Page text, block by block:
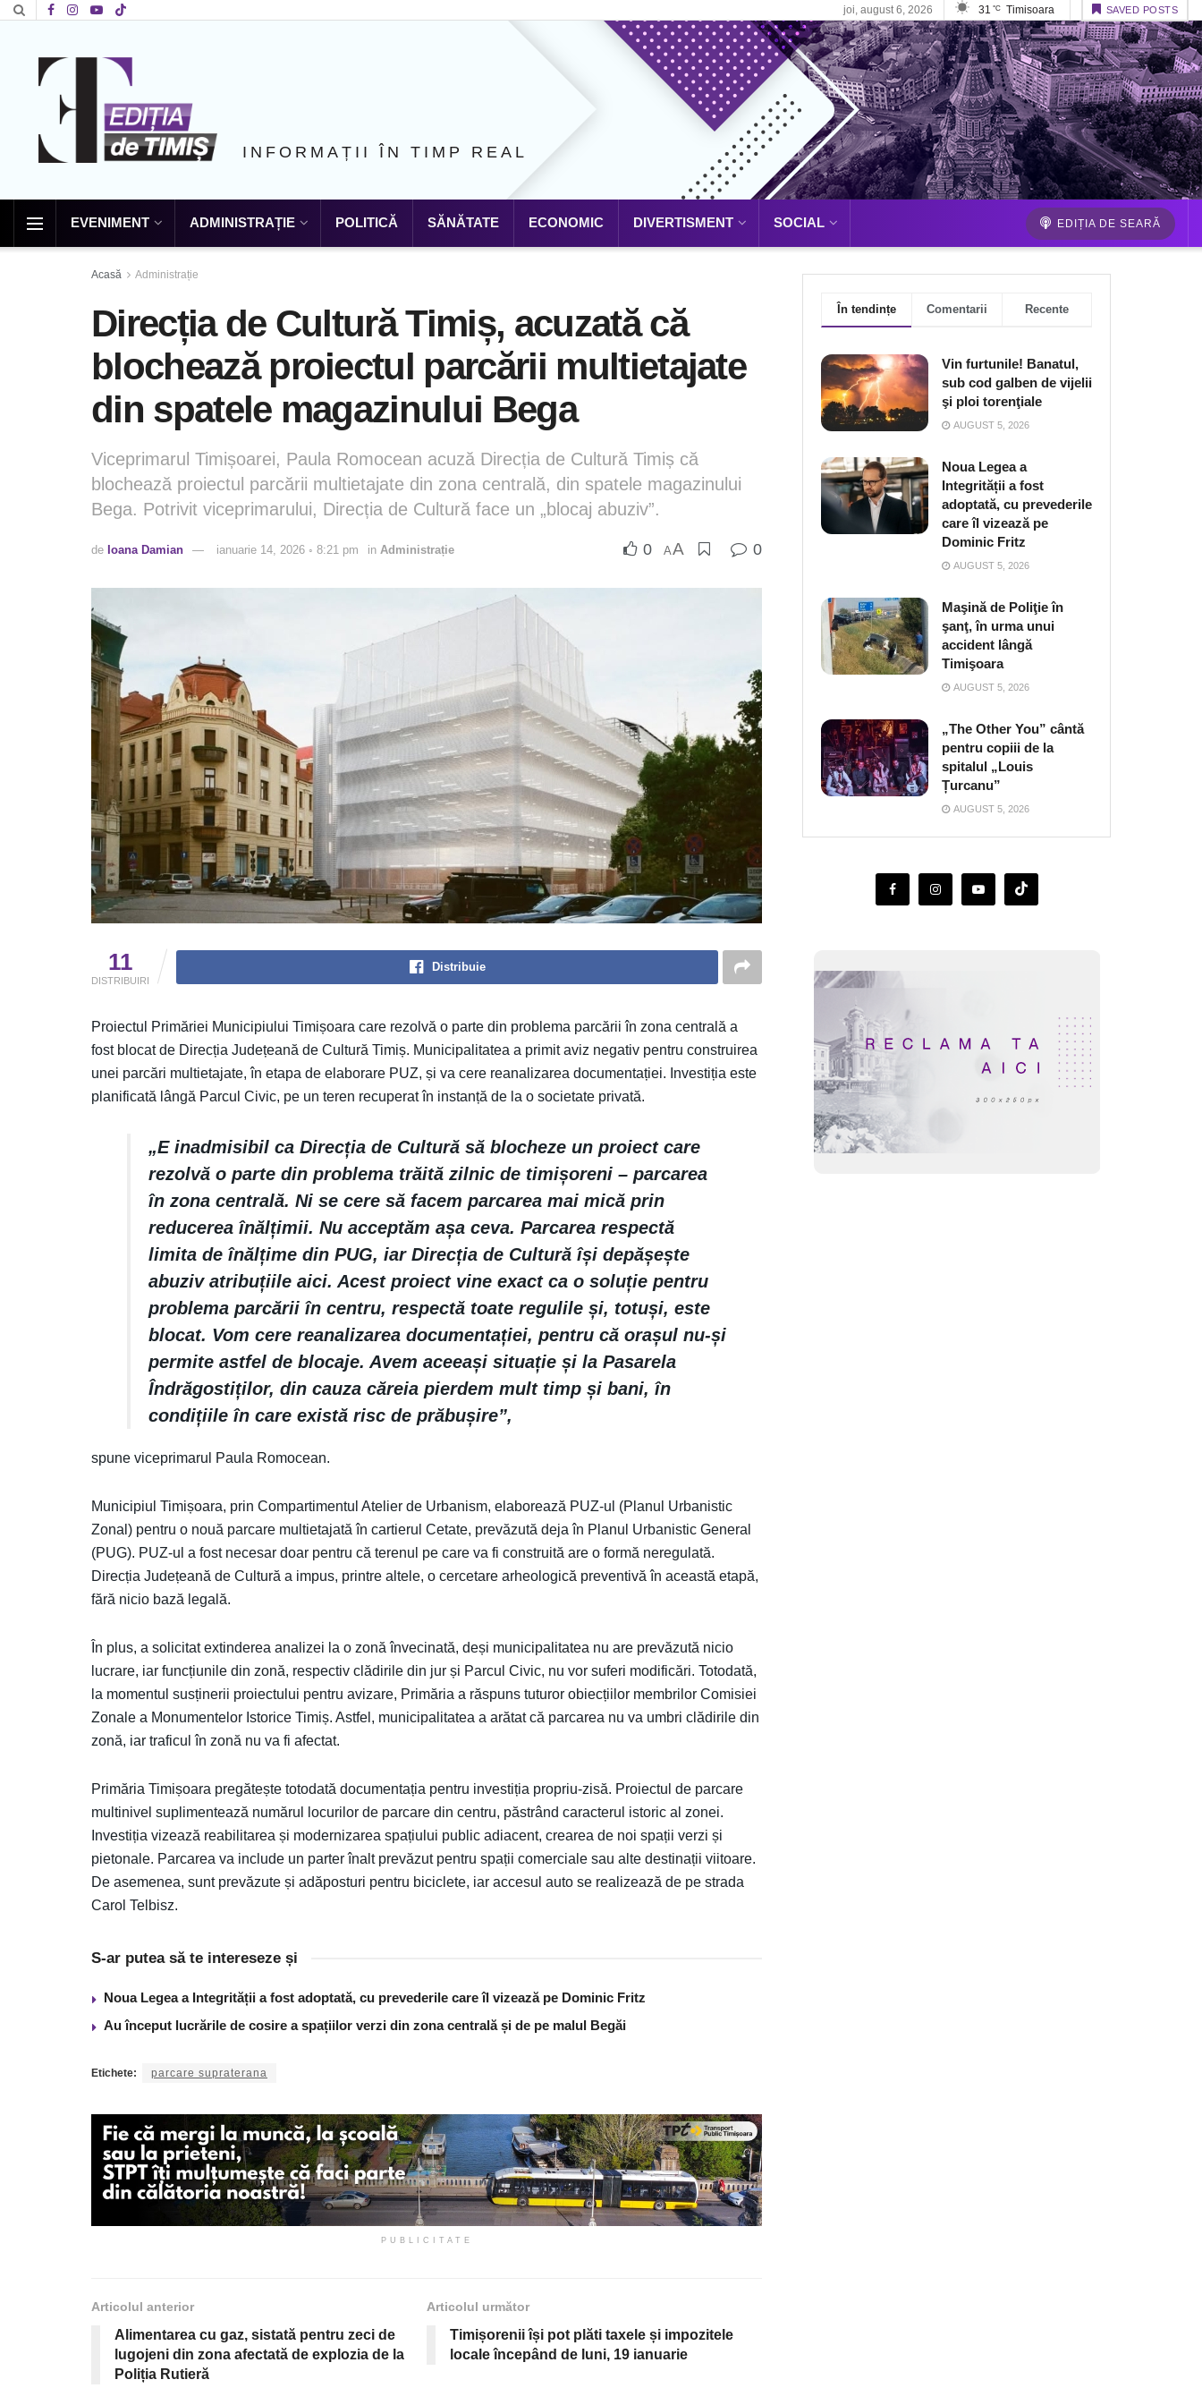
joi, august 6, 2026 31 °C Timisoara SAVED POSTS
INFORMAȚII ÎN TIMP REAL
EVENIMENT ADMINISTRAȚIE POLITICĂ SĂNĂTATE ECONOMIC DIVERTISMENT SOCIAL EDIȚIA DE SEARĂ
Acasă Administrație
Direcția de Cultură Timiș, acuzată că
blochează proiectul parcării multietajate
din spatele magazinului Bega
Viceprimarul Timișoarei, Paula Romocean acuză Direcția de Cultură Timiș că
blochează proiectul parcării multietajate din zona centrală, din spatele magazinului
Bega. Potrivit viceprimarului, Direcția de Cultură face un „blocaj abuziv”.
de Ioana Damian ianuarie 14, 2026 ◦ 8:21 pm in Administrație 0 AA 0
11
DISTRIBUIRI
Distribuie
Proiectul Primăriei Municipiului Timișoara care rezolvă o parte din problema parcării în zona centrală a
fost blocat de Direcția Județeană de Cultură Timiș. Municipalitatea a primit aviz negativ pentru construirea
unei parcări multietajate, în etapa de elaborare PUZ, și va cere reanalizarea documentației. Investiția este
planificată lângă Parcul Civic, pe un teren recuperat în instanță de la o societate privată.
„E inadmisibil ca Direcția de Cultură să blocheze un proiect care
rezolvă o parte din problema trăită zilnic de timișoreni – parcarea
în zona centrală. Ni se cere să facem parcarea mai mică prin
reducerea înălțimii. Nu acceptăm așa ceva. Parcarea respectă
limita de înălțime din PUG, iar Direcția de Cultură își depășește
abuziv atribuțiile aici. Acest proiect vine exact ca o soluție pentru
problema parcării în centru, respectă toate regulile și, totuși, este
blocat. Vom cere reanalizarea documentației, pentru că orașul nu-și
permite astfel de blocaje. Avem aceeași situație și la Pasarela
Îndrăgostiților, din cauza căreia pierdem mult timp și bani, în
condițiile în care există risc de prăbușire”,
spune viceprimarul Paula Romocean.
Municipiul Timișoara, prin Compartimentul Atelier de Urbanism, elaborează PUZ-ul (Planul Urbanistic
Zonal) pentru o nouă parcare multietajată în cartierul Cetate, prevăzută deja în Planul Urbanistic General
(PUG). PUZ-ul a fost necesar doar pentru că terenul pe care va fi construită are o formă neregulată.
Direcția Județeană de Cultură a impus, printre altele, o cercetare arheologică preventivă în această etapă,
fără nicio bază legală.
În plus, a solicitat extinderea analizei la o zonă învecinată, deși municipalitatea nu are prevăzută nicio
lucrare, iar funcțiunile din zonă, respectiv clădirile din jur și Parcul Civic, nu vor suferi modificări. Totodată,
la momentul susținerii proiectului pentru avizare, Primăria a răspuns tuturor obiecțiilor membrilor Comisiei
Zonale a Monumentelor Istorice Timiș. Astfel, municipalitatea a arătat că parcarea nu va umbri clădirile din
zonă, iar traficul în zonă nu va fi afectat.
Primăria Timișoara pregătește totodată documentația pentru investiția propriu-zisă. Proiectul de parcare
multinivel suplimentează numărul locurilor de parcare din centru, păstrând caracterul istoric al zonei.
Investiția vizează reabilitarea și modernizarea spațiului public adiacent, crearea de noi spații verzi și
pietonale. Parcarea va include un parter înalt prevăzut pentru spații comerciale sau alte destinații viitoare.
De asemenea, sunt prevăzute și adăposturi pentru biciclete, iar accesul auto se realizează de pe strada
Carol Telbisz.
S-ar putea să te intereseze și
Noua Legea a Integrității a fost adoptată, cu prevederile care îl vizează pe Dominic Fritz
Au început lucrările de cosire a spațiilor verzi din zona centrală și de pe malul Begăi
Etichete: parcare supraterana
PUBLICITATE
Articolul anterior
Alimentarea cu gaz, sistată pentru zeci de
lugojeni din zona afectată de explozia de la
Poliția Rutieră
Articolul următor
Timișorenii își pot plăti taxele și impozitele
locale începând de luni, 19 ianuarie
În tendințe Comentarii Recente
Vin furtunile! Banatul,
sub cod galben de vijelii
şi ploi torenţiale
AUGUST 5, 2026
Noua Legea a
Integrității a fost
adoptată, cu prevederile
care îl vizează pe
Dominic Fritz
AUGUST 5, 2026
Maşină de Poliţie în
şanţ, în urma unui
accident lângă
Timişoara
AUGUST 5, 2026
„The Other You” cântă
pentru copiii de la
spitalul „Louis
Țurcanu”
AUGUST 5, 2026